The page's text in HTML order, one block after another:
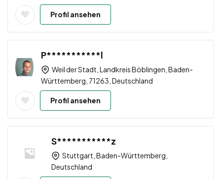
Profil ansehen
P***********l
Weil der Stadt, Landkreis Böblingen, Baden-
Württemberg, 71263, Deutschland
Profil ansehen
S***********z
Stuttgart, Baden-Württemberg,
Deutschland